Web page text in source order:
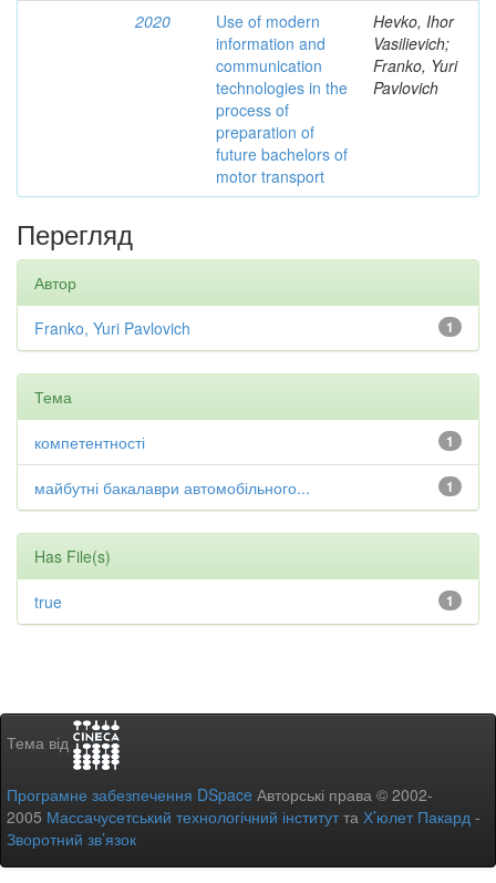
2020
Use of modern
information and
communication
technologies in the
process of
preparation of
future bachelors of
motor transport
Hevko, Ihor
Vasilievich;
Franko, Yuri
Pavlovich
Перегляд
Автор
1
Franko, Yuri Pavlovich
Тема
1
компетентності
1
майбутні бакалаври автомобільного...
Has File(s)
1
true
Тема від
Програмне забезпечення DSpace Авторські права © 2002-
2005 Массачусетський технологічний інститутта Х’юлет Пакард -
Зворотний зв’язок